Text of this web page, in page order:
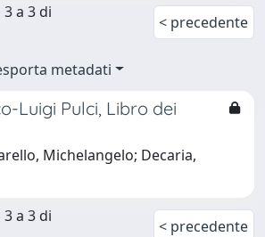
a 3 di
< precedente
metadati
Luigi Pulci, Libro dei
Michelangelo; Decaria,
a 3 di
< precedente